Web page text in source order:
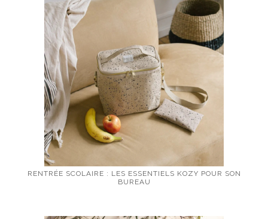
RENTRÉE SCOLAIRE : LES ESSENTIELS KOZY POUR SON
BUREAU